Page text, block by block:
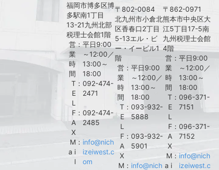
福岡市博多区博
多駅南1丁目
13-21九州北部
税理士会館1階
営
業
時
間
： 平日9:00
～12:00／
13:00～
18:00
T
E
L
： 092-474-
2471
F
A
X
： 092-474-
2485
M
a i
l
： info@nich
izeiwest.c
om
〒802-0084
北九州市小倉北
区香春口2丁目
5-13エル・ビ
ー・イービル1
階
営
業
時
間
： 平日9:00
～12:00／
13:00～
18:00
T
E
L
： 093-932-
5888
F
A
X
： 093-932-
5901
M： info@nich
〒862-0971
熊本市中央区大
江5丁目17-5南
九州税理士会館
4階
営
業
時
間
：平日9:00
～12:00／
13:00～
18:00
T
E
L
： 096-371-
7151
F
A
X
：096-371-
7152
M
a i
： info@nich
izeiwest.c